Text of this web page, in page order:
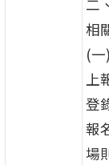
二
相
(
上
登
報
場